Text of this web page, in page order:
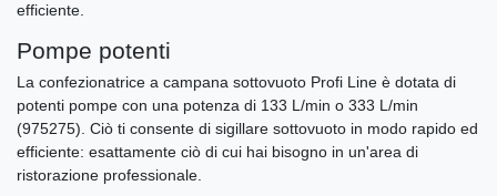
efficiente.
Pompe potenti
La confezionatrice a campana sottovuoto Profi Line è dotata di
potenti pompe con una potenza di 133 L/min o 333 L/min
(975275). Ciò ti consente di sigillare sottovuoto in modo rapido ed
efficiente: esattamente ciò di cui hai bisogno in un'area di
ristorazione professionale.